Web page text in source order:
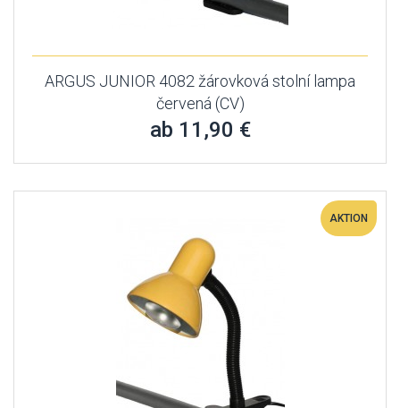
ARGUS JUNIOR 4082 žárovková stolní lampa
červená (CV)
ab 11,90 €
AKTION